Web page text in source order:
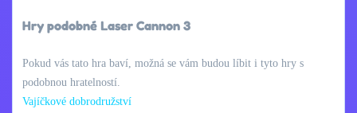
Hry podobné Laser Cannon 3
Pokud vás tato hra baví, možná se vám budou líbit i tyto hry s
podobnou hratelností.
Vajíčkové dobrodružství